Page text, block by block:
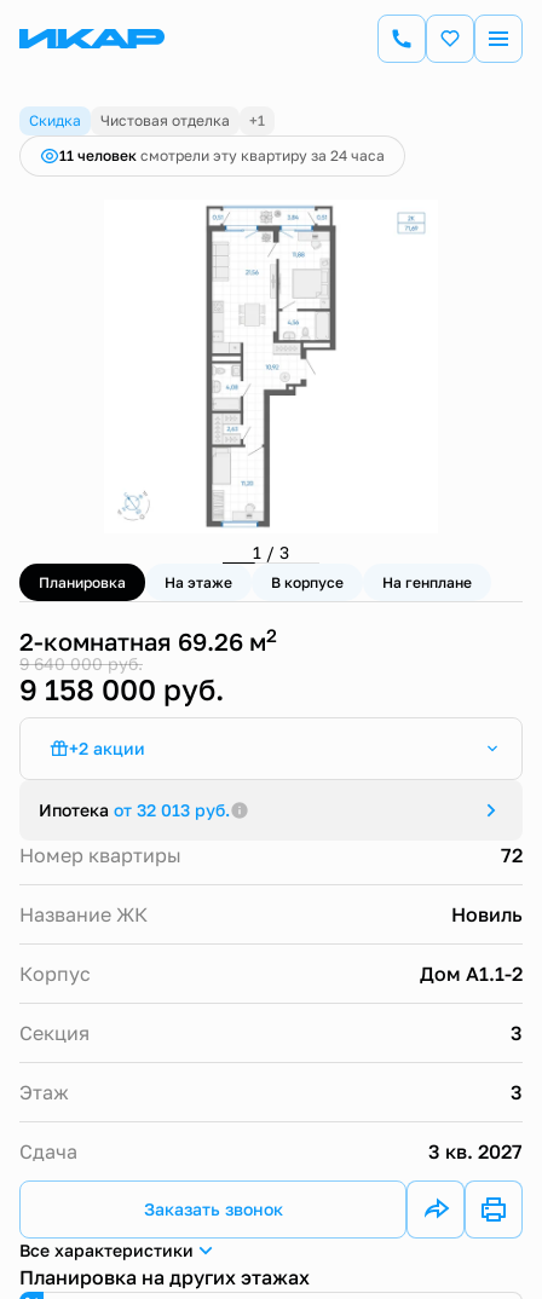
2-комнатная69.26 м
9 640 000 руб.
9 158 000 руб.
Ипотекаот 32 013 руб.
Скидка Чистовая отделка
+1
11 человек смотрели эту квартиру за 24 часа
1 / 3
Планировка На этаже В корпусе На генплане
2-комнатная 69.26 м2
9 640 000 руб.
9 158 000 руб.
+2 акции
Семейная ипотека от 4,5% (ЖК Новиль)
Ипотека от 32 013 руб.
Номер квартиры 72
Название ЖК Новиль
Корпус Дом А1.1-2
Секция 3
Этаж 3
Сдача 3 кв. 2027
Заказать звонок
Все характеристики
Планировка на других этажах